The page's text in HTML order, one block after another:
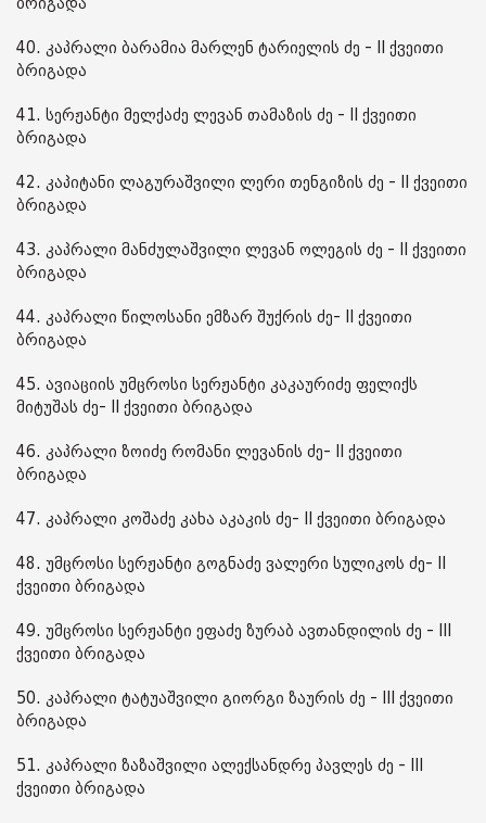
ბრიგადა
40. კაპრალი ბარამია მარლენ ტარიელის ძე - II ქვეითი
ბრიგადა
41. სერჟანტი მელქაძე ლევან თამაზის ძე - II ქვეითი
ბრიგადა
42. კაპიტანი ლაგურაშვილი ლერი თენგიზის ძე - II ქვეითი
ბრიგადა
43. კაპრალი მანძულაშვილი ლევან ოლეგის ძე - II ქვეითი
ბრიგადა
44. კაპრალი წილოსანი ემზარ შუქრის ძე- II ქვეითი
ბრიგადა
45. ავიაციის უმცროსი სერჟანტი კაკაურიძე ფელიქს
მიტუშას ძე- II ქვეითი ბრიგადა
46. კაპრალი ზოიძე რომანი ლევანის ძე- II ქვეითი
ბრიგადა
47. კაპრალი კოშაძე კახა აკაკის ძე- II ქვეითი ბრიგადა
48. უმცროსი სერჟანტი გოგნაძე ვალერი სულიკოს ძე- II
ქვეითი ბრიგადა
49. უმცროსი სერჟანტი ეფაძე ზურაბ ავთანდილის ძე - III
ქვეითი ბრიგადა
50. კაპრალი ტატუაშვილი გიორგი ზაურის ძე - III ქვეითი
ბრიგადა
51. კაპრალი ზაზაშვილი ალექსანდრე პავლეს ძე - III
ქვეითი ბრიგადა